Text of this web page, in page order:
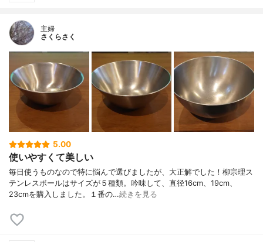
主婦
さくらさく
5.00
使いやすくて美しい
毎日使うものなので特に悩んで選びましたが、大正解でした！柳宗理ス
テンレスボールはサイズが５種類。吟味して、直径16cm、19cm、
23cmを購入しました。１番の…続きを見る